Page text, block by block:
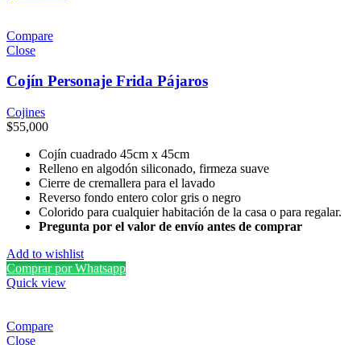
Compare
Close
Cojín Personaje Frida Pájaros
Cojines
$55,000
Cojín cuadrado 45cm x 45cm
Relleno en algodón siliconado, firmeza suave
Cierre de cremallera para el lavado
Reverso fondo entero color gris o negro
Colorido para cualquier habitación de la casa o para regalar.
Pregunta por el valor de envío antes de comprar
Add to wishlist
Comprar por Whatsapp
Quick view
Compare
Close